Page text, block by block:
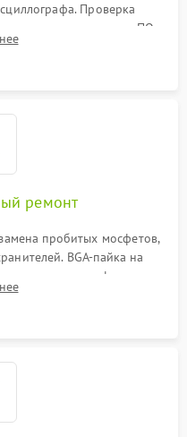
Проверка
специализированного ПО
ремонт
пробитых мосфетов,
BGA-пайка на
или замена графического
Прошивка BIOS